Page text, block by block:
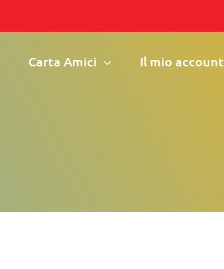
Carta Amici Il mio account